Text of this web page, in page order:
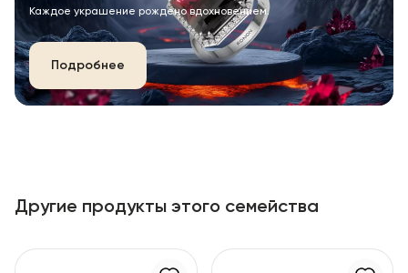
Каждое украшение рождено вдохновением.
Подробнее
Другие продукты этого семейства